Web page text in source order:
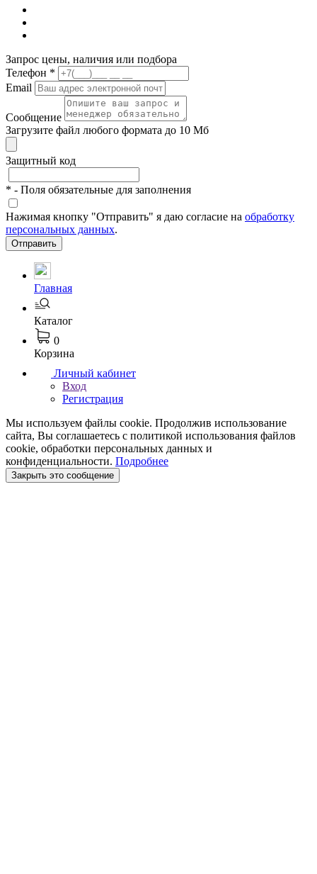
Запрос цены, наличия или подбора
Телефон *
Email
Сообщение
Загрузите файл любого формата до 10 Мб
Защитный код
* - Поля обязательные для заполнения
Нажимая кнопку "Отправить" я даю согласие на обработку
персональных данных.
Отправить
Главная
Каталог
0
Корзина
Личный кабинет
Вход
Регистрация
Мы используем файлы cookie. Продолжив использование
сайта, Вы соглашаетесь с политикой использования файлов
cookie, обработки персональных данных и
конфиденциальности. Подробнее
Закрыть это сообщение